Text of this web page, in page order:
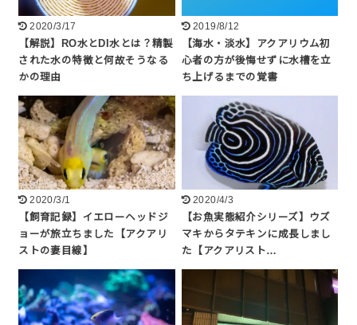
2020/3/17
【解説】RO水とDI水とは？精製
された水の特徴と何故そうなる
かの理由
2019/8/12
【海水・淡水】アクアリウム初
心者の方が後悔せずに水槽を立
ち上げるまでの覚書
2020/3/1
【飼育記録】イエローヘッドジ
ョーが旅立ちました【アクアリ
ストの妻目線】
2020/4/3
【お魚実態紹介シリーズ】ウズ
マキからタテキンに成長しまし
た【アクアリスト…